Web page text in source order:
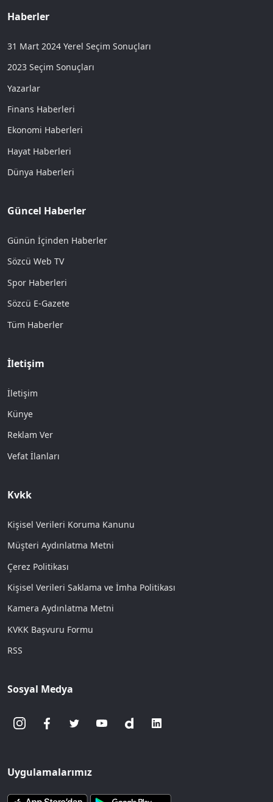
Haberler
31 Mart 2024 Yerel Seçim Sonuçları
2023 Seçim Sonuçları
Yazarlar
Finans Haberleri
Ekonomi Haberleri
Hayat Haberleri
Dünya Haberleri
Güncel Haberler
Günün İçinden Haberler
Sözcü Web TV
Spor Haberleri
Sözcü E-Gazete
Tüm Haberler
İletişim
İletişim
Künye
Reklam Ver
Vefat İlanları
Kvkk
Kişisel Verileri Koruma Kanunu
Müşteri Aydınlatma Metni
Çerez Politikası
Kişisel Verileri Saklama ve İmha Politikası
Kamera Aydınlatma Metni
KVKK Başvuru Formu
RSS
Sosyal Medya
Uygulamalarımız